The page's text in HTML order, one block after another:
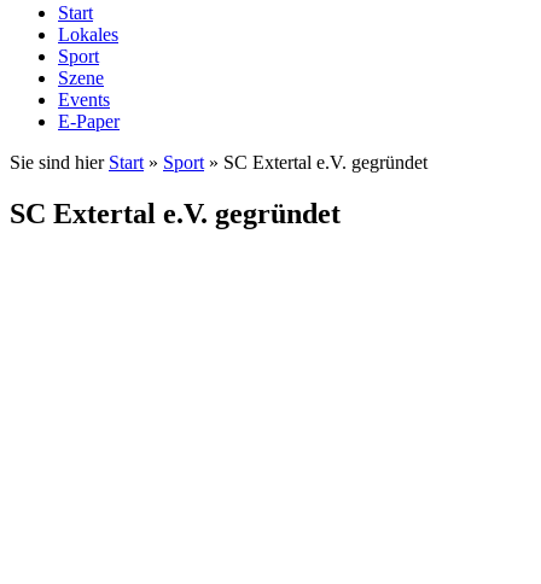
Start
Lokales
Sport
Szene
Events
E-Paper
Sie sind hier Start » Sport » SC Extertal e.V. gegründet
SC Extertal e.V. gegründet